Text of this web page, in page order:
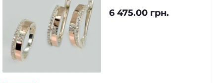
6 475.00 грн.